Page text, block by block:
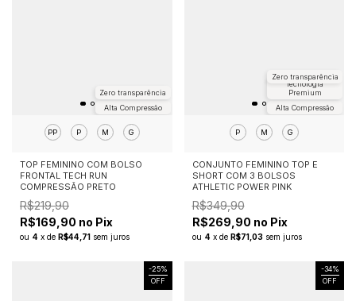
Alta Compressão
Zero transparência
PP P M G
TOP FEMININO COM BOLSO
FRONTAL TECH RUN
COMPRESSÃO PRETO
R$219,90
R$169,90 no Pix
ou 4 x de R$44,71 sem juros
Alta Compressão
Tecnologia
Premium
Zero transparência
P M G
CONJUNTO FEMININO TOP E
SHORT COM 3 BOLSOS
ATHLETIC POWER PINK
R$349,90
R$269,90 no Pix
ou 4 x de R$71,03 sem juros
-25%
OFF
-34%
OFF